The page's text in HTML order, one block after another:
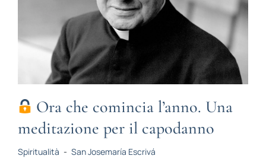
Ora che comincia l’anno. Una
meditazione per il capodanno
Spiritualità - San Josemaría Escrivá